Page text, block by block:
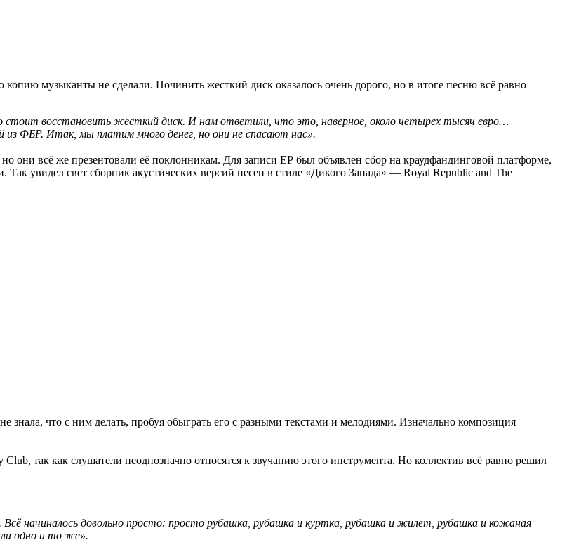
музыканты не сделали. Починить жесткий диск оказалось очень дорого, но в итоге песню всё равно
восстановить жесткий диск. И нам ответили, что это, наверное, около четырех тысяч евро…
из ФБР. Итак, мы платим много денег, но они не спасают нас».
они всё же презентовали её поклонникам. Для записи ЕР был объявлен сбор на краудфандинговой платформе,
Так увидел свет сборник акустических версий песен в стиле «Дикого Запада» — Royal Republic and The
знала, что с ним делать, пробуя обыграть его с разными текстами и мелодиями. Изначально композиция
так как слушатели неоднозначно относятся к звучанию этого инструмента. Но коллектив всё равно решил
начиналось довольно просто: просто рубашка, рубашка и куртка, рубашка и жилет, рубашка и кожаная
одно и то же».